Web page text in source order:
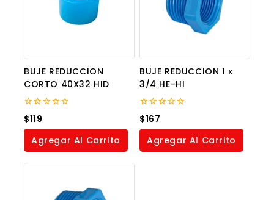
BUJE REDUCCION
CORTO 40X32 HID
0
out
of
$119
Agregar Al Carrito
BUJE REDUCCION 1 x
3/4 HE-HI
0
out
of
$167
Agregar Al Carrito